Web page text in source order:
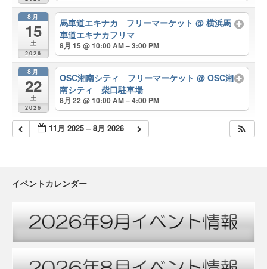
8月
15
土
2026
馬車道エキナカ フリーマーケット@ 横浜馬
車道エキナカフリマ
8月 15 @ 10:00 AM – 3:00 PM
8月
22
土
2026
OSC湘南シティ フリーマーケット@ OSC湘
南シティ 柴口駐車場
8月 22 @ 10:00 AM – 4:00 PM
11月 2025 – 8月 2026
イベントカレンダー